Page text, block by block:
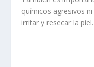
químicos agresivos
irritar y resecar la piel.